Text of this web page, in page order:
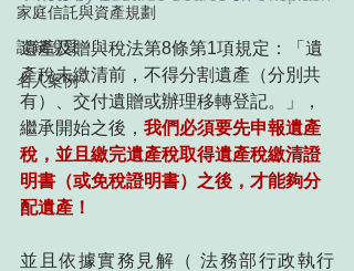
家庭信託與資產規劃
談錢說愛
名人案例
遺產及贈與稅法第8條第1項規定：「遺
產稅未繳清前，不得分割遺產（分別共
有）、交付遺贈或辦理移轉登記。」，
繼承開始之後， 我們必須要先申報遺產
稅，並且繳完遺產稅取得遺產稅繳清證
明書（或免稅證明書）之後，才能夠分
配遺產！
並且依據實務見解（ 法務部行政執行